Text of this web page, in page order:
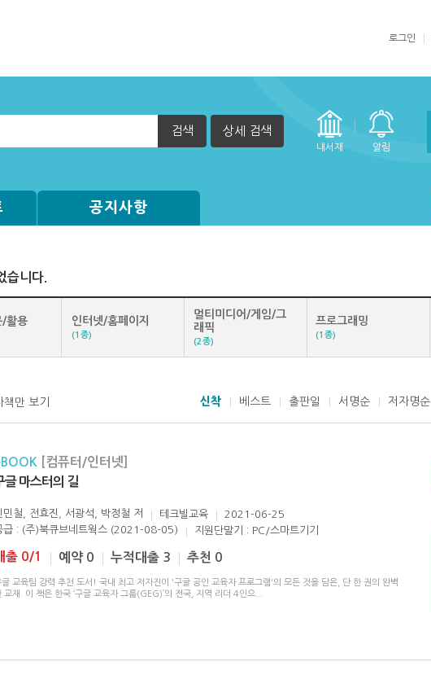
로그인
검색 상세 검색
내서재 알림
공지사항
습니다.
/활용 인터넷/홈페이지
(1종)
멀티미디어/게임/그
래픽
(2종)
프로그래밍
(1종)
만 보기 신착 베스트 출판일 서명순 저자명순
[컴퓨터/인터넷]
글 마스터의 길
민철, 전효진, 서광석, 박정철 저 테크빌교육
2021-06-25
급 : (주)북큐브네트웍스 (2021-08-05)
지원단말기 : PC/스마트기기
출 0/1 예약 0 누적대출 3 추천 0
글 교육팀 강력 추천 도서! 국내 최고 저자진이 '구글 공인 교육자 프로그램'의 모든 것을 담은, 단 한 권의 완벽
교재. 이 책은 한국 ‘구글 교육자 그룹(GEG)’의 전국, 지역 리더 4인으